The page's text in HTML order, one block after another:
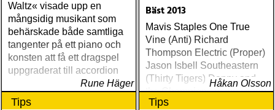
Waltz« visade upp en
mångsidig musikant som
behärskade både samtliga
tangenter på ett piano och
konsten att få ett dragspel
uppgraderat till accordion
Rune Häger
Bäst 2013
Mavis Staples One True
Vine (Anti) Richard
Thompson Electric (Proper)
Jason Isbell Southeastern
(Thirty Tigers) Danny and
the Champions of the World
Stay True (Loose) Slow Fox
Håkan Olsson
Tips Tips